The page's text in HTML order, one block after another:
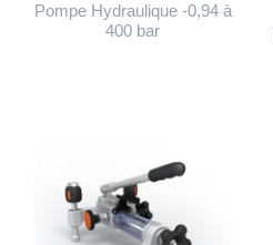
Pompe Hydraulique -0,94 à
400 bar